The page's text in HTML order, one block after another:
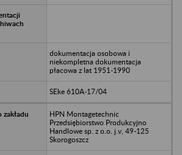
dokumentacja osobowa i
niekompletna dokumentacja
płacowa z lat 1951-1990
SEke 610A-17/04
HPN Montagetechnic
Przedsiębiorstwo Produkcyjno
Handlowe sp. z o.o. j.v, 49-125
Skorogoszcz